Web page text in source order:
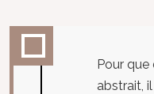
Pour
abstrait,